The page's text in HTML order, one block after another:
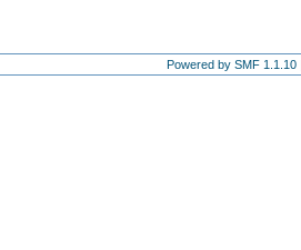
Powered by SMF 1.1.10